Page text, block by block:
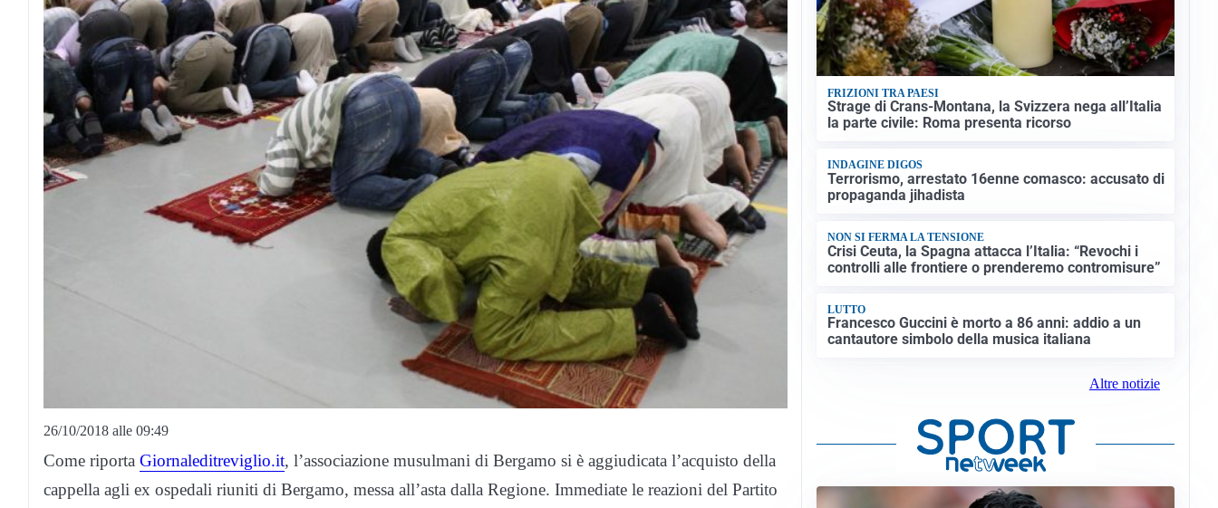
26/10/2018 alle 09:49
Come riporta Giornaleditreviglio.it, l’associazione musulmani di Bergamo si è aggiudicata l’acquisto della
cappella agli ex ospedali riuniti di Bergamo, messa all’asta dalla Regione. Immediate le reazioni del Partito
FRIZIONI TRA PAESI
Strage di Crans-Montana, la Svizzera nega all’Italia
la parte civile: Roma presenta ricorso
INDAGINE DIGOS
Terrorismo, arrestato 16enne comasco: accusato di
propaganda jihadista
NON SI FERMA LA TENSIONE
Crisi Ceuta, la Spagna attacca l’Italia: “Revochi i
controlli alle frontiere o prenderemo contromisure”
LUTTO
Francesco Guccini è morto a 86 anni: addio a un
cantautore simbolo della musica italiana
Altre notizie